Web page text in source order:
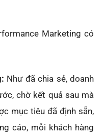
Marketing có
Như đã chia sẻ, doanh
chờ kết quả sau mà
mục tiêu đã định sẵn,
cáo, mỗi khách hàng